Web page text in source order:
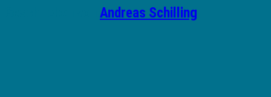
Andreas Schilling